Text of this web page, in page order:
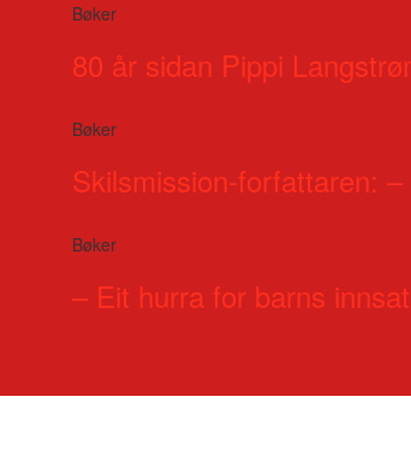
Bøker
80 år sidan Pippi
Bøker
Skilsmission-forfattaren:
Bøker
– Eit hurra for barns